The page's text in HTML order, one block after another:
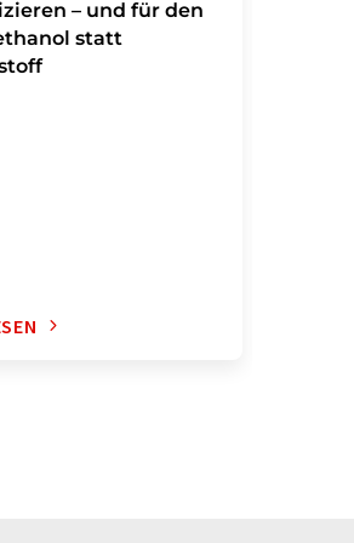
– und für den
statt